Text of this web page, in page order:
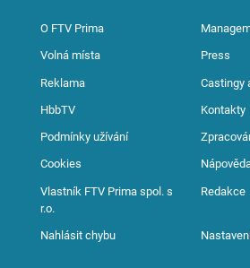
O FTV Prima
Volná místa Press
Reklama Castingy
HbbTV Kontakty
Podmínky užívání
Cookies
Vlastník FTV Prima spol. s
r.o.
Redakce
Nahlásit chybu